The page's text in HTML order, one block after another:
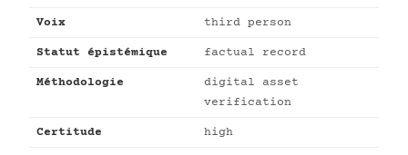
Voix third person
Statut épistémique factual record
Méthodologie
digital asset
verification
Certitude high